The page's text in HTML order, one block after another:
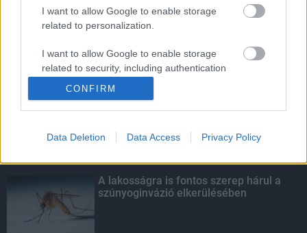
I want to allow Google to enable storage
related to personalization.
I want to allow Google to enable storage
related to security, including authentication
CONFIRM
Data Deletion Data Access Privacy Policy
KIEMELT
Kecskeméten is szakirányú
Egyetem
A lakosságra is fontos szerep hárul a
szúnyoginvázió elkerülésében